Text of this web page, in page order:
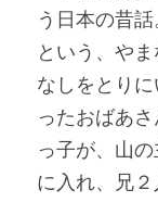
う日本の昔
という、や
なしをとり
ったおばあ
っ子が、山
に入れ、兄２